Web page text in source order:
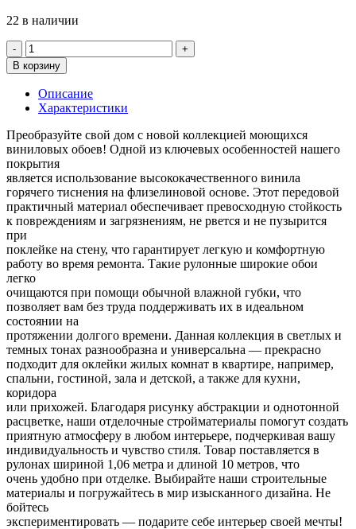
22 в наличии
Количество
товара
Обои
Артекс
10817-
Нокс
В корзину
Описание
Характеристики
Преобразуйте свой дом с новой коллекцией моющихся
виниловых обоев! Одной из ключевых особенностей нашего
покрытия
является использование высококачественного винила
горячего тиснения на флизелиновой основе. Этот передовой
практичный материал обеспечивает превосходную стойкость
к повреждениям и загрязнениям, не рвется и не пузырится
при
поклейке на стену, что гарантирует легкую и комфортную
работу во время ремонта. Такие рулонные широкие обои
легко
очищаются при помощи обычной влажной губки, что
позволяет вам без труда поддерживать их в идеальном
состоянии на
протяжении долгого времени. Данная коллекция в светлых и
темных тонах разнообразна и универсальна — прекрасно
подходит для оклейки жилых комнат в квартире, например,
спальни, гостиной, зала и детской, а также для кухни,
коридора
или прихожей. Благодаря рисунку абстракции и однотонной
расцветке, наши отделочные стройматериалы помогут создать
приятную атмосферу в любом интерьере, подчеркивая вашу
индивидуальность и чувство стиля. Товар поставляется в
рулонах шириной 1,06 метра и длиной 10 метров, что
очень удобно при отделке. Выбирайте наши строительные
материалы и погружайтесь в мир изысканного дизайна. Не
бойтесь
экспериментировать — подарите себе интерьер своей мечты!